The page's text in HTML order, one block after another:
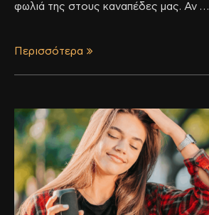
φωλιά της στους καναπέδες μας. Αν …
Περισσότερα